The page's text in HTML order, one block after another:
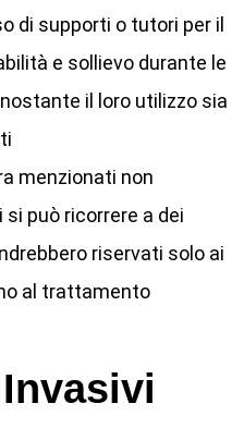
di supporti o tutori per il
e sollievo durante le
il loro utilizzo sia
menzionati non
può ricorrere a dei
riservati solo ai
al trattamento